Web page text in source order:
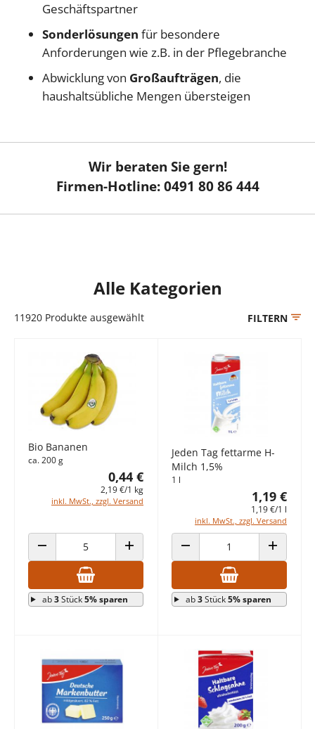
Geschäftspartner
Sonderlösungen für besondere
Anforderungen wie z.B. in der Pflegebranche
Abwicklung von Großaufträgen, die
haushaltsübliche Mengen übersteigen
Wir beraten Sie gern!
Firmen-Hotline: 0491 80 86 444
Alle Kategorien
11920 Produkte ausgewählt FILTERN
Bio Bananen
ca. 200 g
0,44 €
2,19 €/1 kg
inkl. MwSt., zzgl. Versand
ANZAHL VERRINGERN ANZAHL ERHÖHEN
ab3Stück5% sparen
Jeden Tag fettarme H-
Milch 1,5%
1 l
1,19 €
1,19 €/1 l
inkl. MwSt., zzgl. Versand
ANZAHL VERRINGERN ANZAHL
ab3Stück5% sparen